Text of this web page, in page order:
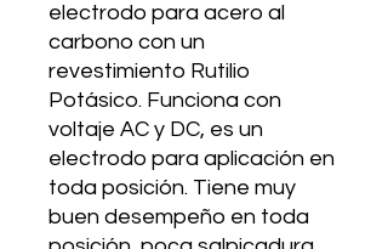
electrodo para acero al
carbono con un
revestimiento Rutilio
Potásico. Funciona con
voltaje AC y DC, es un
electrodo para aplicación en
toda posición. Tiene muy
buen desempeño en toda